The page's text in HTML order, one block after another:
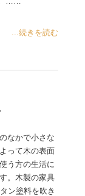
...続きを読む
なかで小さな
って木の表面
う方の生活に
。木製の家具
ン塗料を吹き